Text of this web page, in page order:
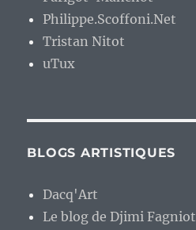
Philippe.Scoffoni.Net
Tristan Nitot
uTux
BLOGS ARTISTIQUES
Dacq'Art
Le blog de Djimi Fagniot